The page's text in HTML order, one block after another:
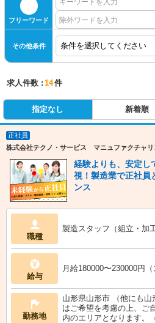
フリーワード
その他条件
求人件数 : 14件
指定なし 新着順
正社員
株式会社テクノ・サービス マニュファクチャリ
経験よりも、安定し
視！製造業で正社員
ンス
職種
製造スタッフ（組立・加
給与
月給180000〜230000円
勤務地
山形県山形市 （他にも
はご希望を考慮の上、ご
内のエリアとなります。